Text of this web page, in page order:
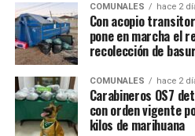
COMUNALES hace 2
Con acopio
pone en marcha el
recolección de
COMUNALES hace 2
Carabineros OS7
con orden vigente
kilos de marihuana